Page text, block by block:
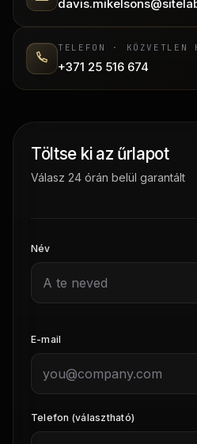
TELEFON · KÖZVETLEN
+371 25 516 674
Töltse ki az űrlapot
Válasz 24 órán belül garantált
Név
E-mail
Telefon (választható)